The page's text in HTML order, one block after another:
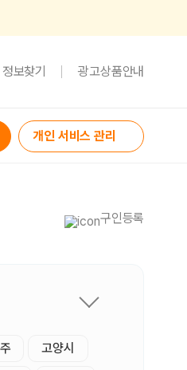
정보찾기 광고상품안내
개인 서비스 관리
구인등록
고양시